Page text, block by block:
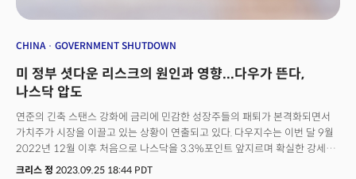
CHINA GOVERNMENT SHUTDOWN
미 정부 셧다운 리스크의 원인과 영향...다우가 뜬다,
나스닥 압도
연준의 긴축 스탠스 강화에 금리에 민감한 성장주들의 패퇴가 본격화되면서
가치주가 시장을 이끌고 있는 상황이 연출되고 있다. 다우지수는 이번 달 9월
2022년 12월 이후 처음으로 나스닥을 3.3%포인트 앞지르며 확실한 강세를
연출하고 있다. 이는 금리와 달러의 강세에 타이트해진 금융환경을 반영하는
크리스 정 2023.09.25 18:44 PDT